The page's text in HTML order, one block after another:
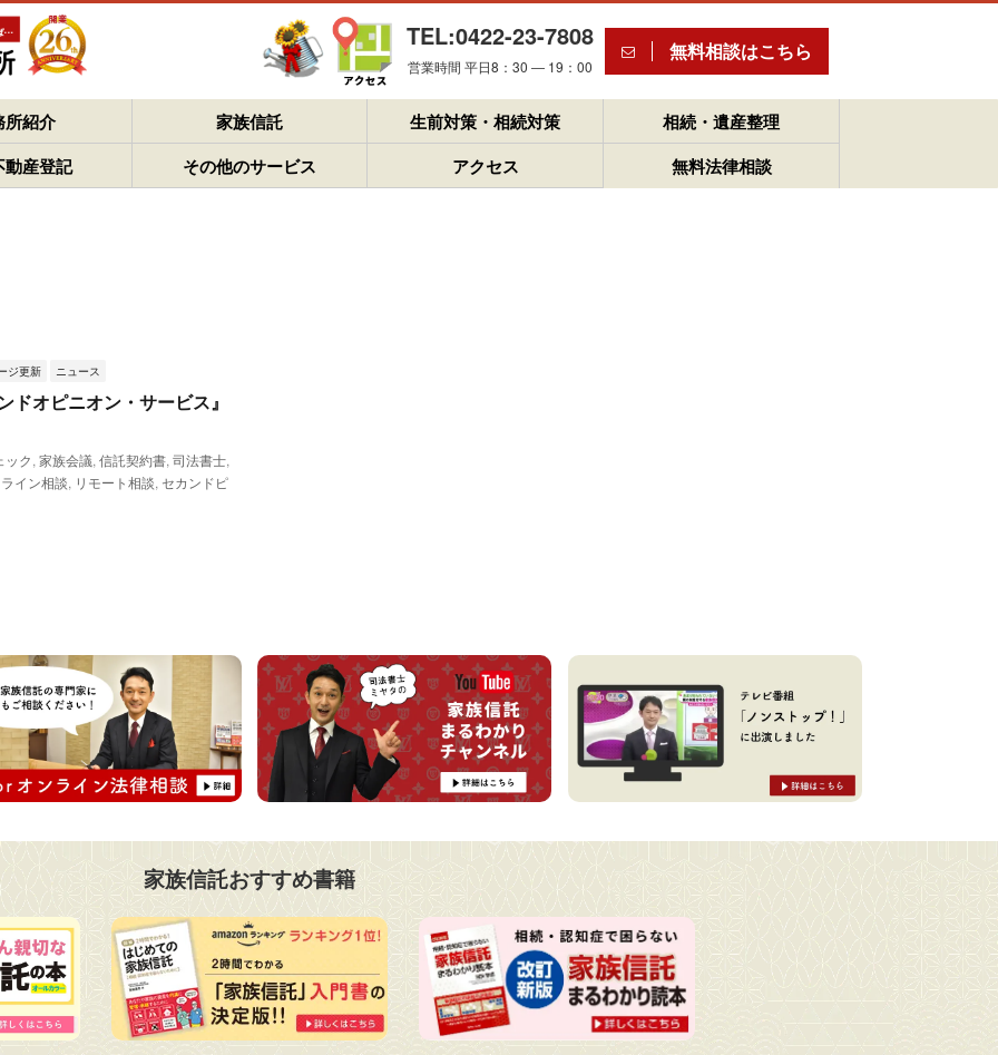
TEL:0422-23-7808
営業時間 平日8：30 ― 19：00
無料相談はこちら
所紹介 家族信託 生前対策・相続対策
相続・遺産整理
動産登記
その他のサービス アクセス 無料法律相談
ジ更新 ニュース
ドオピニオン・サービス』
ック, 家族会議, 信託契約書, 司法書士,
イン相談, リモート相談, セカンドピ
家族信託おすすめ書籍